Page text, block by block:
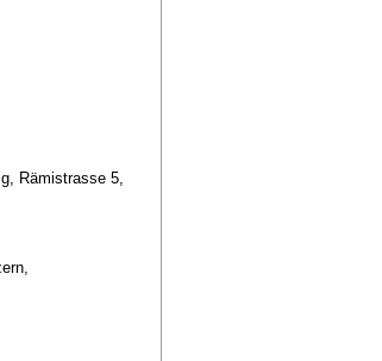
Rämistrasse 5,